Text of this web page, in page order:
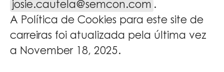
josie.cautela@semcon.com .
A Política de Cookies para este site de
carreiras foi atualizada pela última vez
a November 18, 2025.